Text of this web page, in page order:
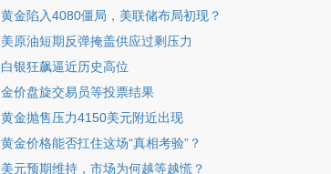
黄金陷入4080僵局，美联储布局初现？
美原油短期反弹掩盖供应过剩压力
白银狂飙逼近历史高位
金价盘旋交易员等投票结果
黄金抛售压力4150美元附近出现
黄金价格能否扛住这场“真相考验”？
美元预期维持，市场为何越等越慌？